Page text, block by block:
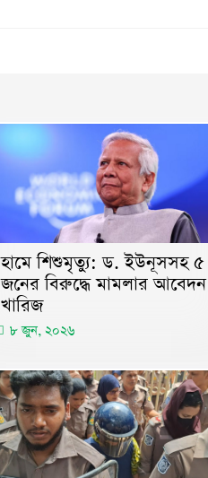
হামে শিশুমৃত্যু: ড. ইউনূসসহ ৫
জনের বিরুদ্ধে মামলার আবেদন
খারিজ
৮ জুন, ২০২৬